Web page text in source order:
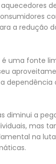
a redução
é uma fonte
dependência
diminui a
mas
na